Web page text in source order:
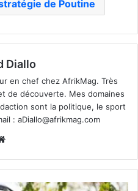
de Poutine
Diallo
en chef chez AfrikMag. Très
de découverte. Mes domaines
sont la politique, le sport
: aDiallo@afrikmag.com